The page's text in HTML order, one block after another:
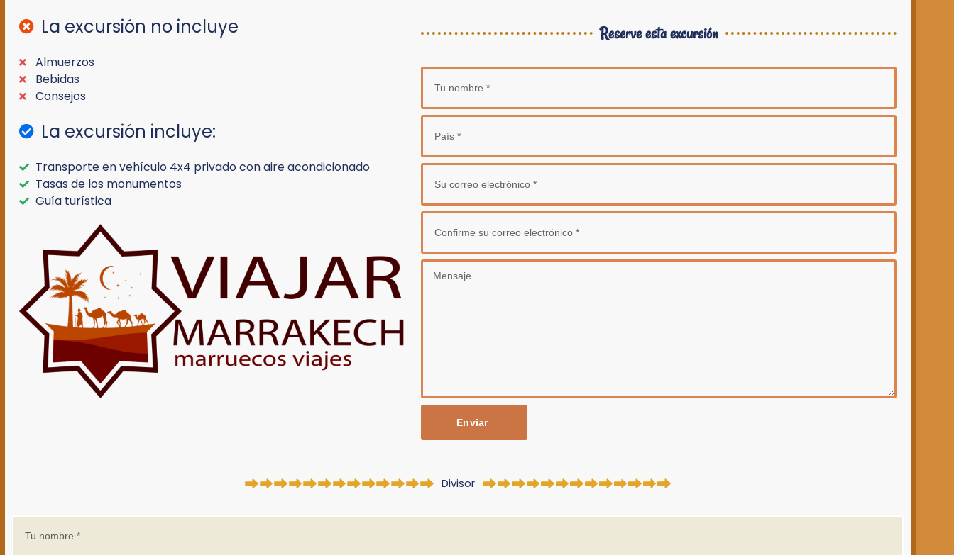
La excursión no incluye
Almuerzos
Bebidas
Consejos
La excursión incluye:
Transporte en vehículo 4x4 privado con aire acondicionado
Tasas de los monumentos
Guía turística
Reserve esta excursión
Enviar
Divisor